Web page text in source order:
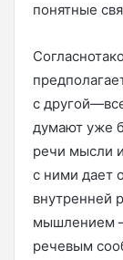
понятные
с
думают уже
речи мысли
с ними дает
внутренней
мышлением
речевым